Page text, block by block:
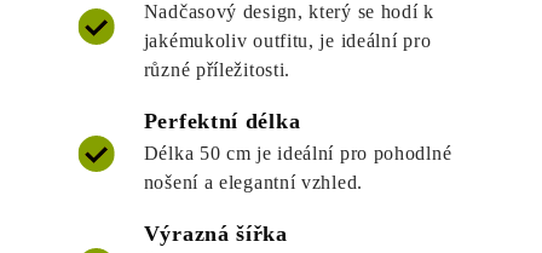
Nadčasový design, který se hodí k
jakémukoliv outfitu, je ideální pro
různé příležitosti.
Perfektní délka
Délka 50 cm je ideální pro pohodlné
nošení a elegantní vzhled.
Výrazná šířka